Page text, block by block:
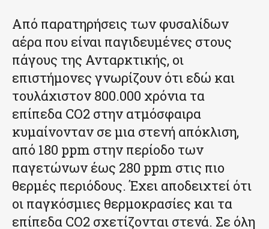
Από παρατηρήσεις των φυσαλίδων
αέρα που είναι παγιδευμένες στους
πάγους της Ανταρκτικής, οι
επιστήμονες γνωρίζουν ότι εδώ και
τουλάχιστον 800.000 χρόνια τα
επίπεδα CO2 στην ατμόσφαιρα
κυμαίνονταν σε μια στενή απόκλιση,
από 180 ppm στην περίοδο των
παγετώνων έως 280 ppm στις πιο
θερμές περιόδους. Έχει αποδειχτεί ότι
οι παγκόσμιες θερμοκρασίες και τα
επίπεδα CO2 σχετίζονται στενά. Σε όλη